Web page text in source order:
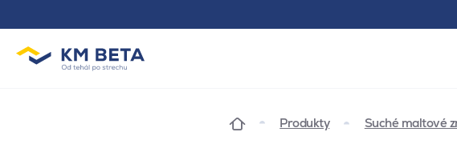
Produkty Suché maltové